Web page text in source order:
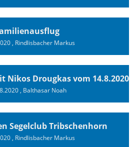
, Rindlisbacher Markus
Nikos Drougkas vom 14.8.2020
, Balthasar Noah
Segelclub Tribschenhorn
, Rindlisbacher Markus